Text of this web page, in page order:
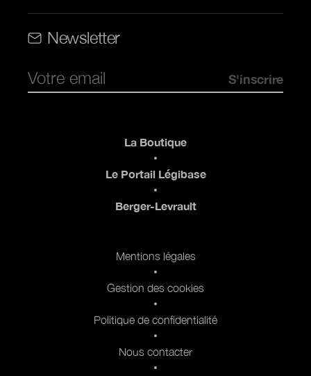
Newsletter
La Boutique
Le Portail Légibase
Berger-Levrault
Mentions légales
Gestion des cookies
Politique de confidentialité
Nous contacter